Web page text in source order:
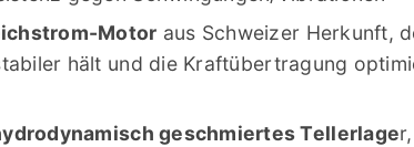
Motor aus Schweizer Herkunft,
hält und die Kraftübertragung
geschmiertes Tellerlage